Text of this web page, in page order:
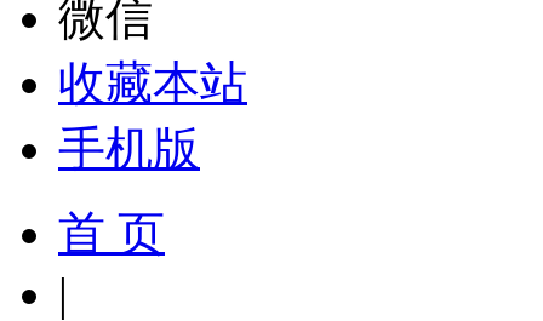
收藏本站
手机版
首 页
|